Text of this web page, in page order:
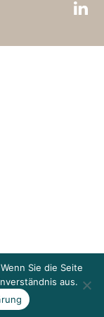
Sie die Seite
aus.